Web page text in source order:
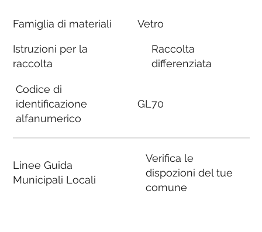
Famiglia di materiali
Istruzioni per la
raccolta
Codice di
identificazione
alfanumerico
Linee Guida
Municipali Locali
Vetro
Raccolta
differenziata
GL70
Verifica le
dispozioni del tue
comune